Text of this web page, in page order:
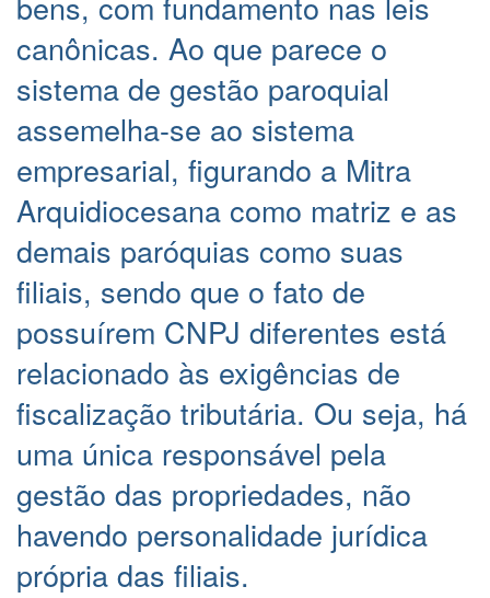
canônicas. Ao que parece o
sistema de gestão paroquial
assemelha-se ao sistema
empresarial, figurando a Mitra
Arquidiocesana como matriz e as
demais paróquias como suas
filiais, sendo que o fato de
possuírem CNPJ diferentes está
relacionado às exigências de
fiscalização tributária. Ou seja, há
uma única responsável pela
gestão das propriedades, não
havendo personalidade jurídica
própria das filiais.